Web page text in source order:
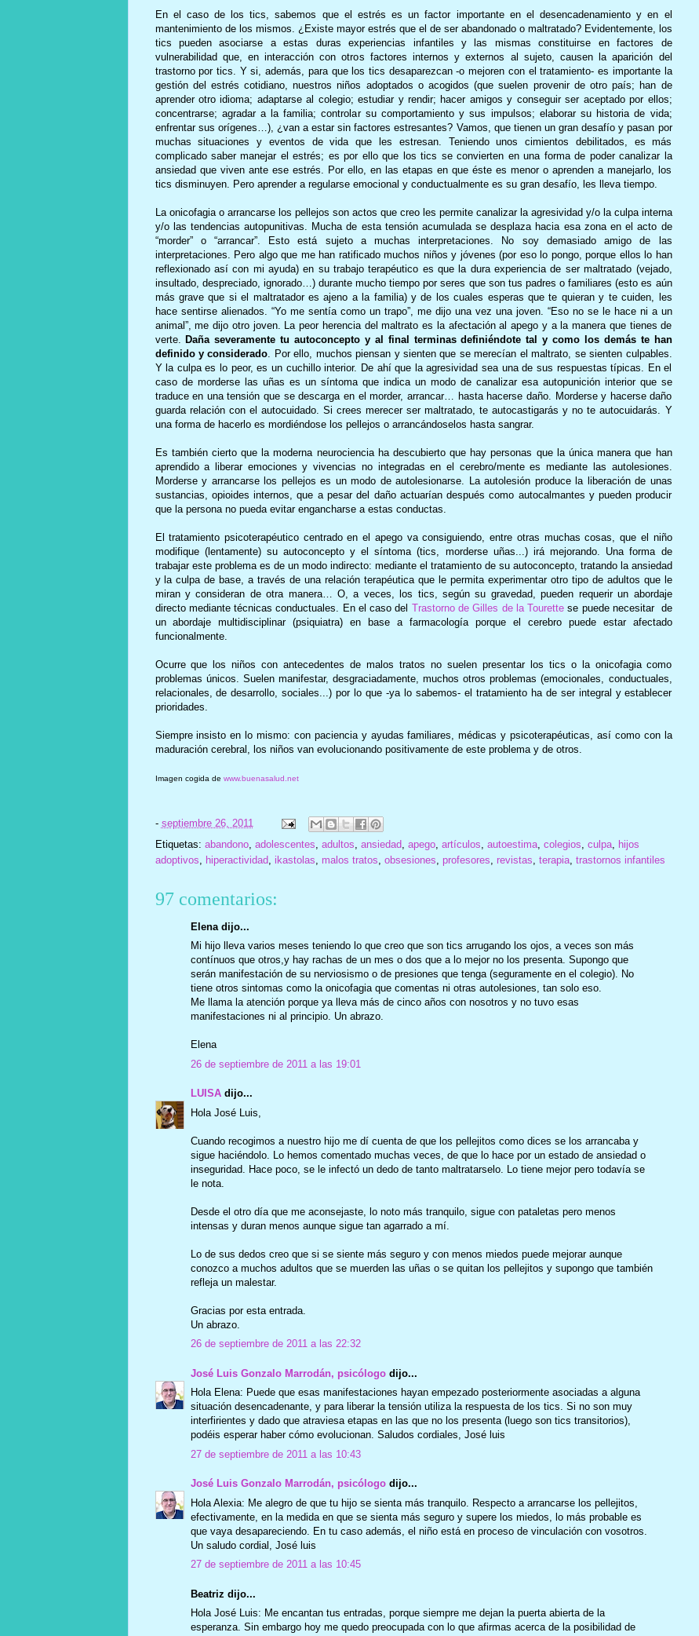
En el caso de los tics, sabemos que el estrés es un factor importante en el desencadenamiento y en el
mantenimiento de los mismos. ¿Existe mayor estrés que el de ser abandonado o maltratado? Evidentemente, los
tics pueden asociarse a estas duras experiencias infantiles y las mismas constituirse en factores de
vulnerabilidad que, en interacción con otros factores internos y externos al sujeto, causen la aparición del
trastorno por tics. Y si, además, para que los tics desaparezcan -o mejoren con el tratamiento- es importante la
gestión del estrés cotidiano, nuestros niños adoptados o acogidos (que suelen provenir de otro país; han de
aprender otro idioma; adaptarse al colegio; estudiar y rendir; hacer amigos y conseguir ser aceptado por ellos;
concentrarse; agradar a la familia; controlar su comportamiento y sus impulsos; elaborar su historia de vida;
enfrentar sus orígenes…), ¿van a estar sin factores estresantes? Vamos, que tienen un gran desafío y pasan por
muchas situaciones y eventos de vida que les estresan. Teniendo unos cimientos debilitados, es más
complicado saber manejar el estrés; es por ello que los tics se convierten en una forma de poder canalizar la
ansiedad que viven ante ese estrés. Por ello, en las etapas en que éste es menor o aprenden a manejarlo, los
tics disminuyen. Pero aprender a regularse emocional y conductualmente es su gran desafío, les lleva tiempo.
La onicofagia o arrancarse los pellejos son actos que creo les permite canalizar la agresividad y/o la culpa interna
y/o las tendencias autopunitivas. Mucha de esta tensión acumulada se desplaza hacia esa zona en el acto de
“morder” o “arrancar”. Esto está sujeto a muchas interpretaciones. No soy demasiado amigo de las
interpretaciones. Pero algo que me han ratificado muchos niños y jóvenes (por eso lo pongo, porque ellos lo han
reflexionado así con mi ayuda) en su trabajo terapéutico es que la dura experiencia de ser maltratado (vejado,
insultado, despreciado, ignorado…) durante mucho tiempo por seres que son tus padres o familiares (esto es aún
más grave que si el maltratador es ajeno a la familia) y de los cuales esperas que te quieran y te cuiden, les
hace sentirse alienados. “Yo me sentía como un trapo”, me dijo una vez una joven. “Eso no se le hace ni a un
animal”, me dijo otro joven. La peor herencia del maltrato es la afectación al apego y a la manera que tienes de
verte. Daña severamente tu autoconcepto y al final terminas definiéndote tal y como los demás te han
definido y considerado. Por ello, muchos piensan y sienten que se merecían el maltrato, se sienten culpables.
Y la culpa es lo peor, es un cuchillo interior. De ahí que la agresividad sea una de sus respuestas típicas. En el
caso de morderse las uñas es un síntoma que indica un modo de canalizar esa autopunición interior que se
traduce en una tensión que se descarga en el morder, arrancar… hasta hacerse daño. Morderse y hacerse daño
guarda relación con el autocuidado. Si crees merecer ser maltratado, te autocastigarás y no te autocuidarás. Y
una forma de hacerlo es mordiéndose los pellejos o arrancándoselos hasta sangrar.
Es también cierto que la moderna neurociencia ha descubierto que hay personas que la única manera que han
aprendido a liberar emociones y vivencias no integradas en el cerebro/mente es mediante las autolesiones.
Morderse y arrancarse los pellejos es un modo de autolesionarse. La autolesión produce la liberación de unas
sustancias, opioides internos, que a pesar del daño actuarían después como autocalmantes y pueden producir
que la persona no pueda evitar engancharse a estas conductas.
El tratamiento psicoterapéutico centrado en el apego va consiguiendo, entre otras muchas cosas, que el niño
modifique (lentamente) su autoconcepto y el síntoma (tics, morderse uñas...) irá mejorando. Una forma de
trabajar este problema es de un modo indirecto: mediante el tratamiento de su autoconcepto, tratando la ansiedad
y la culpa de base, a través de una relación terapéutica que le permita experimentar otro tipo de adultos que le
miran y consideran de otra manera… O, a veces, los tics, según su gravedad, pueden requerir un abordaje
directo mediante técnicas conductuales. En el caso del Trastorno de Gilles de la Tourette se puede necesitar de
un abordaje multidisciplinar (psiquiatra) en base a farmacología porque el cerebro puede estar afectado
funcionalmente.
Ocurre que los niños con antecedentes de malos tratos no suelen presentar los tics o la onicofagia como
problemas únicos. Suelen manifestar, desgraciadamente, muchos otros problemas (emocionales, conductuales,
relacionales, de desarrollo, sociales...) por lo que -ya lo sabemos- el tratamiento ha de ser integral y establecer
prioridades.
Siempre insisto en lo mismo: con paciencia y ayudas familiares, médicas y psicoterapéuticas, así como con la
maduración cerebral, los niños van evolucionando positivamente de este problema y de otros.
Imagen cogida de www.buenasalud.net
- septiembre 26, 2011
Etiquetas: abandono, adolescentes adultos ansiedad, apego, artículos autoestima, colegios culpa, hijos
adoptivos
hiperactividad, ikastolas malos tratos obsesiones profesores revistas terapia, trastornos infantiles
97 comentarios:
Elena dijo...
Mi hijo lleva varios meses teniendo lo que creo que son tics arrugando los ojos, a veces son más
contínuos que otros,y hay rachas de un mes o dos que a lo mejor no los presenta. Supongo que
serán manifestación de su nerviosismo o de presiones que tenga (seguramente en el colegio). No
tiene otros sintomas como la onicofagia que comentas ni otras autolesiones, tan solo eso.
Me llama la atención porque ya lleva más de cinco años con nosotros y no tuvo esas
manifestaciones ni al principio. Un abrazo.
Elena
26 de septiembre de 2011 a las 19:01
LUISAdijo...
Hola José Luis,
Cuando recogimos a nuestro hijo me dí cuenta de que los pellejitos como dices se los arrancaba y
sigue haciéndolo. Lo hemos comentado muchas veces, de que lo hace por un estado de ansiedad o
inseguridad. Hace poco, se le infectó un dedo de tanto maltratarselo. Lo tiene mejor pero todavía se
le nota.
Desde el otro día que me aconsejaste, lo noto más tranquilo, sigue con pataletas pero menos
intensas y duran menos aunque sigue tan agarrado a mí.
Lo de sus dedos creo que si se siente más seguro y con menos miedos puede mejorar aunque
conozco a muchos adultos que se muerden las uñas o se quitan los pellejitos y supongo que también
refleja un malestar.
Gracias por esta entrada.
Un abrazo.
26 de septiembre de 2011 a las 22:32
José Luis Gonzalo Marrodán, psicólogodijo...
Hola Elena: Puede que esas manifestaciones hayan empezado posteriormente asociadas a alguna
situación desencadenante, y para liberar la tensión utiliza la respuesta de los tics. Si no son muy
interfirientes y dado que atraviesa etapas en las que no los presenta (luego son tics transitorios),
podéis esperar haber cómo evolucionan. Saludos cordiales, José luis
27 de septiembre de 2011 a las 10:43
José Luis Gonzalo Marrodán, psicólogodijo...
Hola Alexia: Me alegro de que tu hijo se sienta más tranquilo. Respecto a arrancarse los pellejitos,
efectivamente, en la medida en que se sienta más seguro y supere los miedos, lo más probable es
que vaya desapareciendo. En tu caso además, el niño está en proceso de vinculación con vosotros.
Un saludo cordial, José luis
27 de septiembre de 2011 a las 10:45
Beatriz dijo...
Hola José Luis: Me encantan tus entradas, porque siempre me dejan la puerta abierta de la
esperanza. Sin embargo hoy me quedo preocupada con lo que afirmas acerca de la posibilidad de